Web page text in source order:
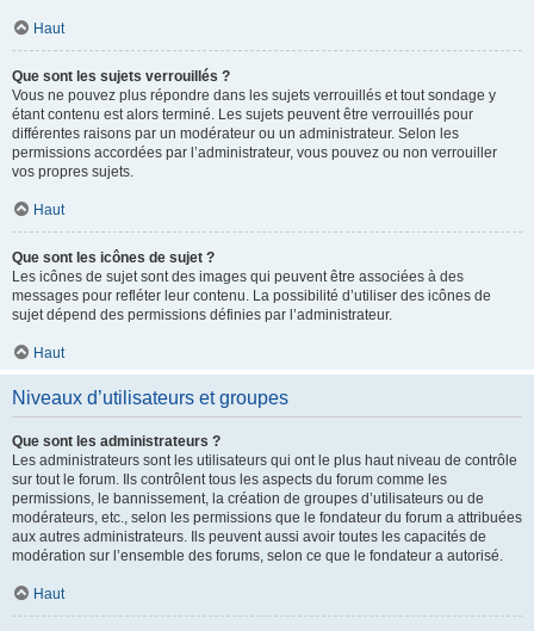
Haut
Que sont les sujets verrouillés ?
Vous ne pouvez plus répondre dans les sujets verrouillés et tout sondage y
étant contenu est alors terminé. Les sujets peuvent être verrouillés pour
différentes raisons par un modérateur ou un administrateur. Selon les
permissions accordées par l’administrateur, vous pouvez ou non verrouiller
vos propres sujets.
Haut
Que sont les icônes de sujet ?
Les icônes de sujet sont des images qui peuvent être associées à des
messages pour refléter leur contenu. La possibilité d’utiliser des icônes de
sujet dépend des permissions définies par l’administrateur.
Haut
Niveaux d’utilisateurs et groupes
Que sont les administrateurs ?
Les administrateurs sont les utilisateurs qui ont le plus haut niveau de contrôle
sur tout le forum. Ils contrôlent tous les aspects du forum comme les
permissions, le bannissement, la création de groupes d’utilisateurs ou de
modérateurs, etc., selon les permissions que le fondateur du forum a attribuées
aux autres administrateurs. Ils peuvent aussi avoir toutes les capacités de
modération sur l’ensemble des forums, selon ce que le fondateur a autorisé.
Haut